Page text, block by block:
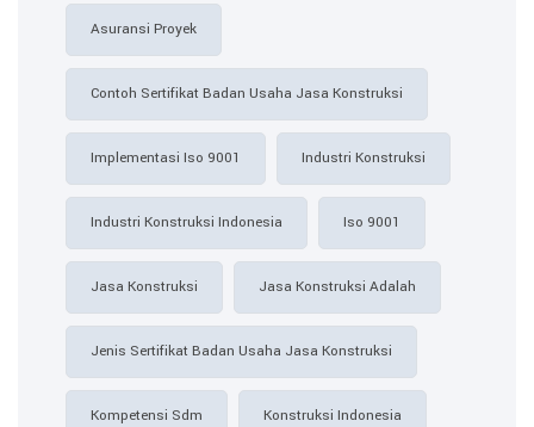
Asuransi Proyek
Contoh Sertifikat Badan Usaha Jasa Konstruksi​
Implementasi Iso 9001 Industri Konstruksi
Industri Konstruksi Indonesia Iso 9001
Jasa Konstruksi Jasa Konstruksi Adalah
Jenis Sertifikat Badan Usaha Jasa Konstruksi
Kompetensi Sdm Konstruksi Indonesia